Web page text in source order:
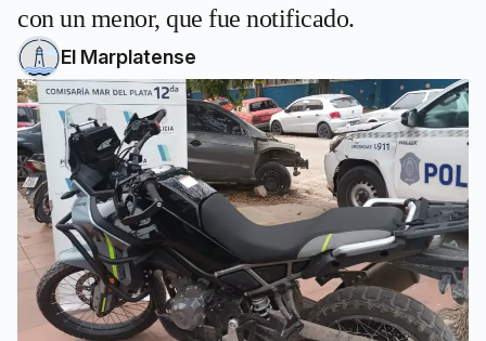
con un menor, que fue notificado.
El Marplatense